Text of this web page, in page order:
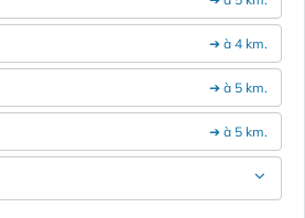
➔ à 4 km.
➔ à 5 km.
➔ à 5 km.